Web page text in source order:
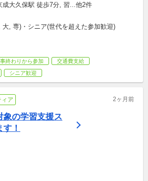
成大久保駅 徒歩7分, 習...他2件
, 専)・シニア(世代を超えた参加歓迎)
終わりから参加
交通費支給
シニア歓迎
ィア 2ヶ月前
象の学習支援ス
！